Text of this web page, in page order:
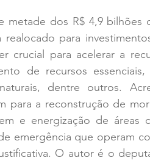
metade dos R$ 4,9
realocado para
crucial para acelerar a
de recursos
dentre outros.
para a reconstrução de
e energização de
emergência que operam
O autor é o